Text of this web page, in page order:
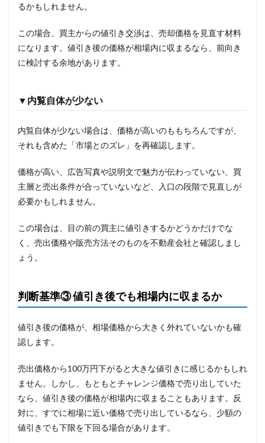
るかもしれません。
この場合、買主からの値引き交渉は、売却価格を見直す材料
になります。値引き後の価格が相場内に収まるなら、前向き
に検討する余地があります。
▼内覧自体が少ない
内覧自体が少ない場合は、価格が高いのももちろんですが、
それも含めた「市場とのズレ」を再確認します。
価格が高い、広告写真や説明文で魅力が伝わっていない、買
主層と売出条件が合っていないなど、入口の段階で見直しが
必要かもしれません。
この場合は、目の前の買主に値引きするかどうかだけでな
く、売出価格や販売方法そのものを不動産会社と確認しまし
ょう。
判断基準③ 値引き後でも相場内に収まるか
値引き後の価格が、相場価格から大きく外れていないかも確
認します。
売出価格から100万円下がると大きな値引きに感じるかもしれ
ません。しかし、もともとチャレンジ価格で売り出していた
なら、値引き後の価格が相場内に収まることもあります。反
対に、すでに相場に近い価格で売り出しているなら、少額の
値引きでも下限を下回る場合があります。